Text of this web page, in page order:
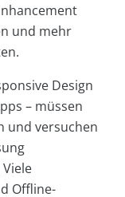
und mehr
Design
– müssen
und versuchen
Offline-